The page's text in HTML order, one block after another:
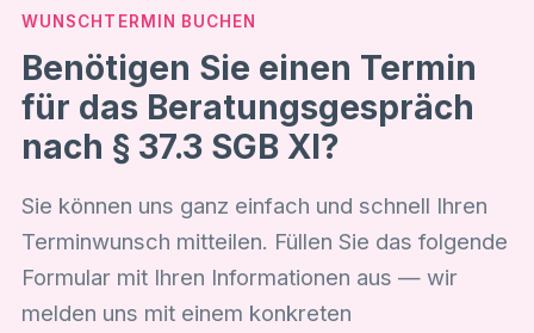
WUNSCHTERMIN BUCHEN
Benötigen Sie einen Termin
für das Beratungsgespräch
nach § 37.3 SGB XI?
Sie können uns ganz einfach und schnell Ihren
Terminwunsch mitteilen. Füllen Sie das folgende
Formular mit Ihren Informationen aus — wir
melden uns mit einem konkreten